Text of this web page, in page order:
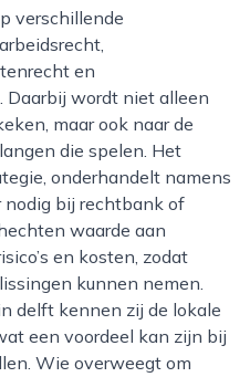
en
wordt niet alleen
maar ook naar de
die spelen. Het
onderhandelt namens
bij rechtbank of
waarde aan
en kosten, zodat
kunnen nemen.
delft kennen zij de lokale
een voordeel kan zijn bij
Wie overweegt om